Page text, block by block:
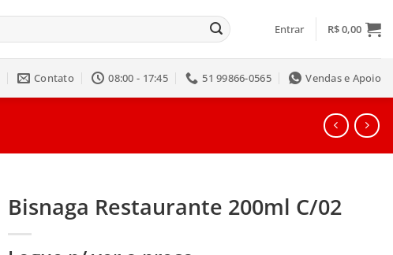
Entrar R$0,00
Contato 08:00 - 17:45 51 99866-0565 Vendas e Apoio
Bisnaga Restaurante 200ml C/02